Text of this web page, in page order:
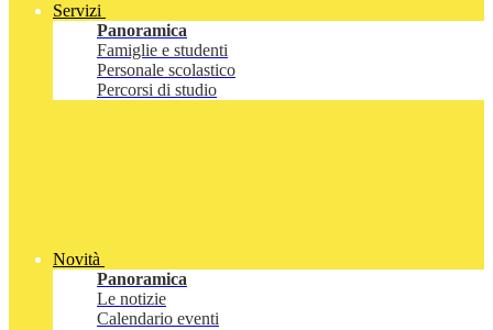
Servizi
Panoramica
Famiglie e studenti
Personale scolastico
Percorsi di studio
Novità
Panoramica
Le notizie
Calendario eventi